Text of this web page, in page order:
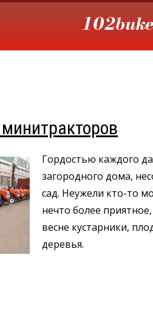
Гордостью каждого
загородного дома,
сад. Неужели кто-то
нечто более
весне кустарники,
деревья.